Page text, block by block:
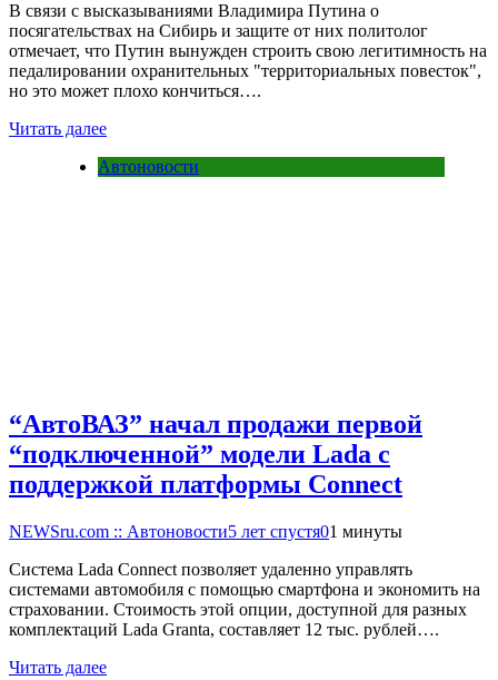
В связи с высказываниями Владимира Путина о
посягательствах на Сибирь и защите от них политолог
отмечает, что Путин вынужден строить свою легитимность на
педалировании охранительных "территориальных повесток",
но это может плохо кончиться….
Читать далее
Автоновости
“АвтоВАЗ” начал продажи первой
“подключенной” модели Lada с
поддержкой платформы Connect
NEWSru.com :: Автоновости5 лет спустя01 минуты
Система Lada Connect позволяет удаленно управлять
системами автомобиля с помощью смартфона и экономить на
страховании. Стоимость этой опции, доступной для разных
комплектаций Lada Granta, составляет 12 тыс. рублей….
Читать далее